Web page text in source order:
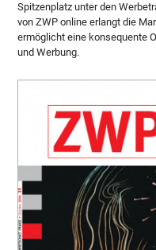
Spitzenplatz unter den
von ZWP online erlangt die
ermöglicht eine konsequente
und Werbung.